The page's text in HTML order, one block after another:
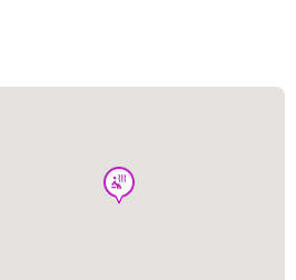
wellness